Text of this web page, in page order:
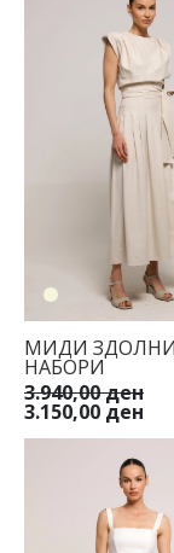
МИДИ
НАБОРИ
3.940,00 ден
3.150,00 ден